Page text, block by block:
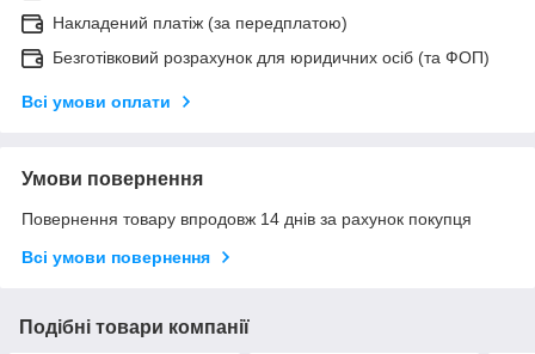
Накладений платіж (за передплатою)
Безготівковий розрахунок для юридичних осіб (та ФОП)
Всі умови оплати
Умови повернення
Повернення товару впродовж 14 днів за рахунок покупця
Всі умови повернення
Подібні товари компанії